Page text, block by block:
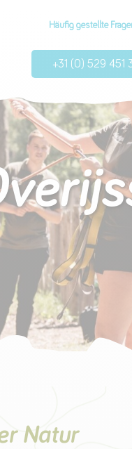
Häufig gestellte
+31 (0) 529 451
Natur